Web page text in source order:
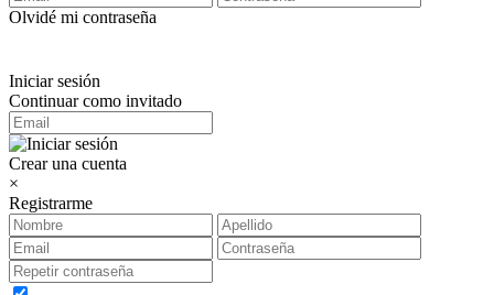
Olvidé mi contraseña
Iniciar sesión
Continuar como invitado
Crear una cuenta
×
Registrarme